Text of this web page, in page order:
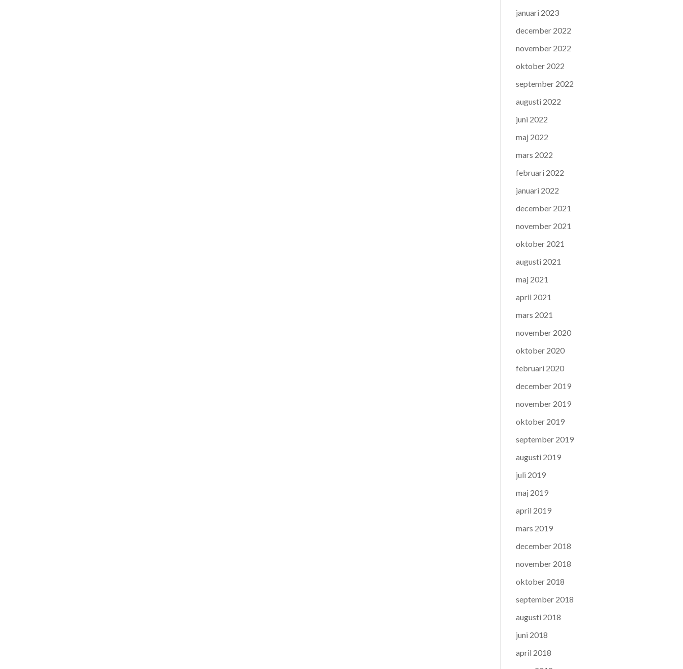
januari 2023
december 2022
november 2022
oktober 2022
september 2022
augusti 2022
juni 2022
maj 2022
mars 2022
februari 2022
januari 2022
december 2021
november 2021
oktober 2021
augusti 2021
maj 2021
april 2021
mars 2021
november 2020
oktober 2020
februari 2020
december 2019
november 2019
oktober 2019
september 2019
augusti 2019
juli 2019
maj 2019
april 2019
mars 2019
december 2018
november 2018
oktober 2018
september 2018
augusti 2018
juni 2018
april 2018